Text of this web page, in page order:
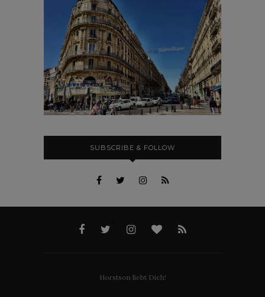
SUBSCRIBE & FOLLOW
Horstson liebt Dich!